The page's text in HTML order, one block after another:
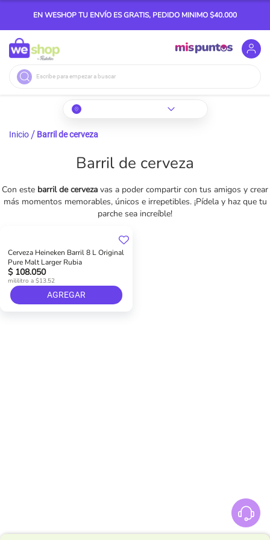
EN WESHOP TU ENVÍO ES GRATIS, PEDIDO MINIMO $40.000
Buscar
Inicio Barril de cerveza
Barril de cerveza
Con este barril de cerveza vas a poder compartir con tus amigos y crear
más momentos memorables, únicos e irrepetibles. ¡Pídela y haz que tu
parche sea increíble!
Cerveza Heineken Barril 8 L Original
Pure Malt Larger Rubia
$ 108.050
mililitro a $13.52
AGREGAR